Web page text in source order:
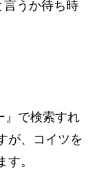
言うか待ち時
』で検索すれ
が、コイツを
。